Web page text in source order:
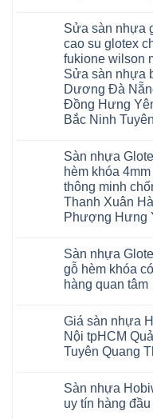
bình
luận
ở
Sàn
gỗ
AURUM
Floor
Báo
giá
Sàn
Floor
nhập
khẩu
Malaysia
14
AI
RUM
AI
35
AI
AI
37
AI
dày
12mm
to
tại
Hà
Nội
Sửa sàn nhựa
cao su glotex
fukione wilson
Sửa sàn nhựa
Dương Đà
Đồng Hưng
Bắc Ninh
bình
luận
ở
Sửa
sàn
nhựa
giả
khóa
4mm
6mm
đế
cao
charm
wood
hobiwood
kosmos
mikado
4mm
6mm
Sàn nhựa
hèm khóa
thông minh
Thanh Xuân
Phượng Hưng
bình
luận
ở
Sàn
và
Sàn
nhựa
Hobiwood
giả
khóa
4mm
6mm
Sàn nhựa
gỗ hèm khóa
hàng quan tâm
bình
luận
ở
Sàn
và
Sàn
nhựa
Giá sàn nhựa
Nội tpHCM
Tuyên Quang
bình
luận
ở
Sàn nhựa
uy tín hàng